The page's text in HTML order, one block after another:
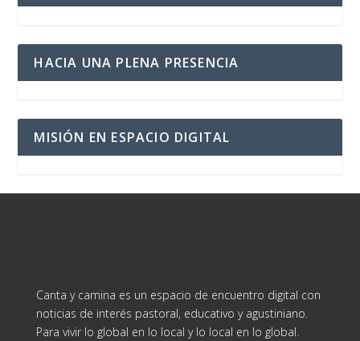
HACIA UNA PLENA PRESENCIA
MISIÓN EN ESPACIO DIGITAL
Canta y camina es un espacio de encuentro digital con
noticias de interés pastoral, educativo y agustiniano.
Para vivir lo global en lo local y lo local en lo global.